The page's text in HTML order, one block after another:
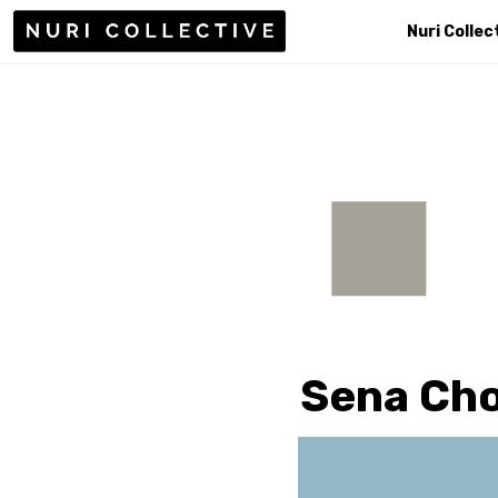
Nuri
Sena